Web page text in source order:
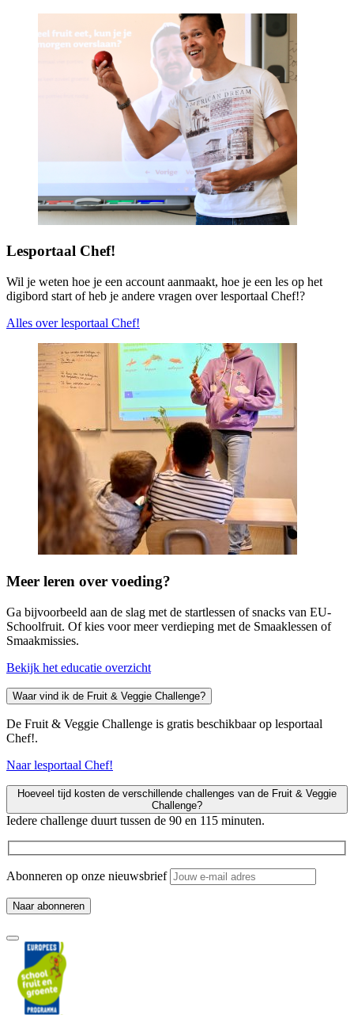
Lesportaal Chef!
Wil je weten hoe je een account aanmaakt, hoe je een les op het
digibord start of heb je andere vragen over lesportaal Chef!?
Alles over lesportaal Chef!
Meer leren over voeding?
Ga bijvoorbeeld aan de slag met de startlessen of snacks van EU-
Schoolfruit. Of kies voor meer verdieping met de Smaaklessen of
Smaakmissies.
Bekijk het educatie overzicht
Waar vind ik de Fruit & Veggie Challenge?
De Fruit & Veggie Challenge is gratis beschikbaar op lesportaal
Chef!.
Naar lesportaal Chef!
Hoeveel tijd kosten de verschillende challenges van de Fruit & Veggie
Challenge?
Iedere challenge duurt tussen de 90 en 115 minuten.
Abonneren op onze nieuwsbrief